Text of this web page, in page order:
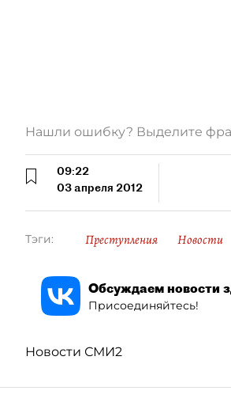
Нашли ошибку? Выделите
09:22
03 апреля 2012
Тэги: Преступления Новости
Обсуждаем новости
Присоединяйтесь!
Новости СМИ2